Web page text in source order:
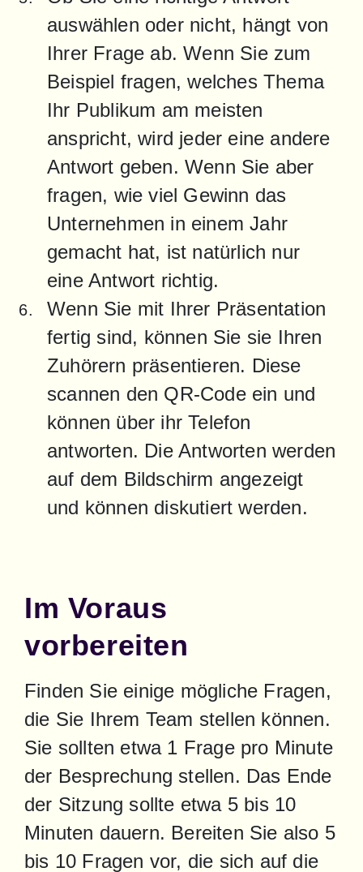
auswählen oder nicht, hängt von
Ihrer Frage ab. Wenn Sie zum
Beispiel fragen, welches Thema
Ihr Publikum am meisten
anspricht, wird jeder eine andere
Antwort geben. Wenn Sie aber
fragen, wie viel Gewinn das
Unternehmen in einem Jahr
gemacht hat, ist natürlich nur
eine Antwort richtig.
Wenn Sie mit Ihrer Präsentation
fertig sind, können Sie sie Ihren
Zuhörern präsentieren. Diese
scannen den QR-Code ein und
können über ihr Telefon
antworten. Die Antworten werden
auf dem Bildschirm angezeigt
und können diskutiert werden.
Im Voraus
vorbereiten
Finden Sie einige mögliche Fragen,
die Sie Ihrem Team stellen können.
Sie sollten etwa 1 Frage pro Minute
der Besprechung stellen. Das Ende
der Sitzung sollte etwa 5 bis 10
Minuten dauern. Bereiten Sie also 5
bis 10 Fragen vor, die sich auf die